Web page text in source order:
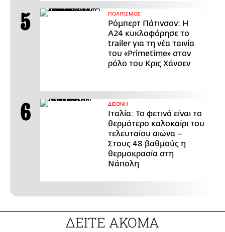
ΠΟΛΙΤΙΣΜΟΣ
Ρόμπερτ Πάτινσον: Η
Α24 κυκλοφόρησε το
trailer για τη νέα ταινία
του «Primetime» στον
ρόλο του Κρις Χάνσεν
ΔΙΕΘΝΗ
Ιταλία: Το φετινό είναι το
θερμότερο καλοκαίρι του
τελευταίου αιώνα –
Στους 48 βαθμούς η
θερμοκρασία στη
Νάπολη
ΔΕΙΤΕ ΑΚΟΜΑ